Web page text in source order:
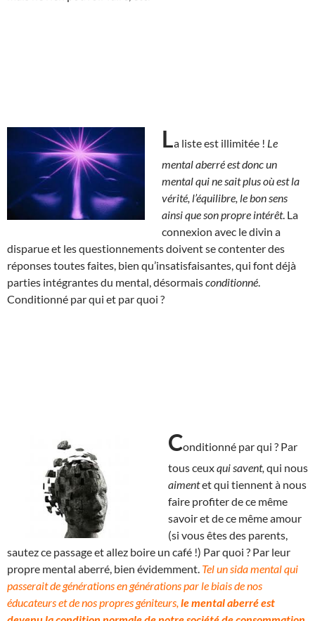
La liste est illimitée ! Le
mental aberré est donc un
mental qui ne sait plus où est la
vérité, l’équilibre, le bon sens
ainsi que son propre intérêt. La
connexion avec le divin a
disparue et les questionnements doivent se contenter des
réponses toutes faites, bien qu’insatisfaisantes, qui font déjà
parties intégrantes du mental, désormaisconditionné
Conditionné par qui et par quoi ?
Conditionné par qui ? Par
tous ceuxqui savent, qui nous
aimentet qui tiennent à nous
faire profiter de ce même
savoir et de ce même amour
(si vous êtes des parents,
sautez ce passage et allez boire un café !) Par quoi ? Par leur
propre mental aberré, bien évidemment. Tel un sida mental qui
passerait de générations en générations par le biais de nos
éducateurs et de nos propres géniteurs, le mental aberré est